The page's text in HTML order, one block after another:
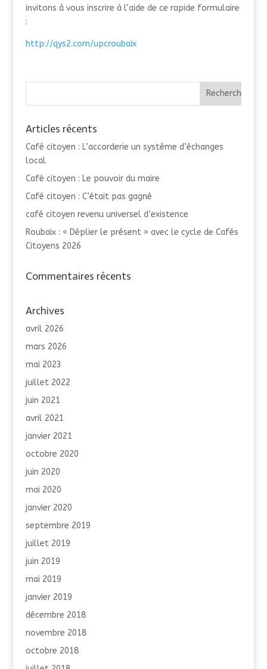
invitons à vous inscrire à l’aide de ce rapide formulaire
:
http://qys2.com/upcroubaix
Articles récents
Café citoyen : L’accorderie un système d’échanges
local
Café citoyen : Le pouvoir du maire
Café citoyen : C’était pas gagné
café citoyen revenu universel d’existence
Roubaix : « Déplier le présent » avec le cycle de Cafés
Citoyens 2026
Commentaires récents
Archives
avril 2026
mars 2026
mai 2023
juillet 2022
juin 2021
avril 2021
janvier 2021
octobre 2020
juin 2020
mai 2020
janvier 2020
septembre 2019
juillet 2019
juin 2019
mai 2019
janvier 2019
décembre 2018
novembre 2018
octobre 2018